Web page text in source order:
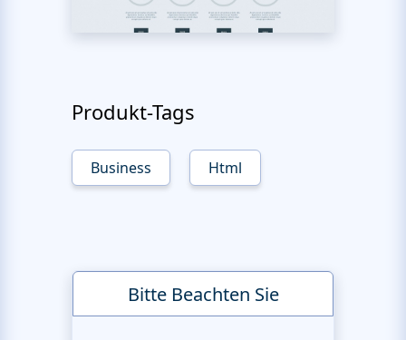
Produkt-Tags
Business Html
Bitte Beachten Sie